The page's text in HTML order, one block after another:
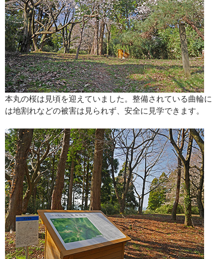
本丸の桜は見頃を迎えていました。整備されている曲輪に
は地割れなどの被害は見られず、安全に見学できます。